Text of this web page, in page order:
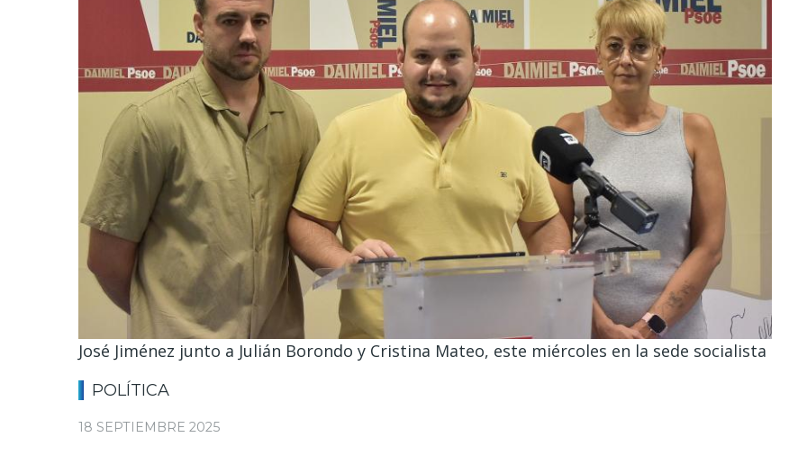
José Jiménez junto a Julián Borondo y Cristina Mateo, este miércoles en la sede socialista
POLÍTICA
18 SEPTIEMBRE 2025